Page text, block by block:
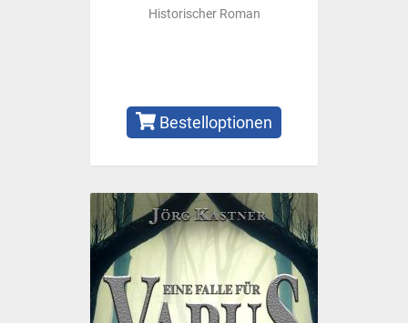
Historischer Roman
Bestelloptionen